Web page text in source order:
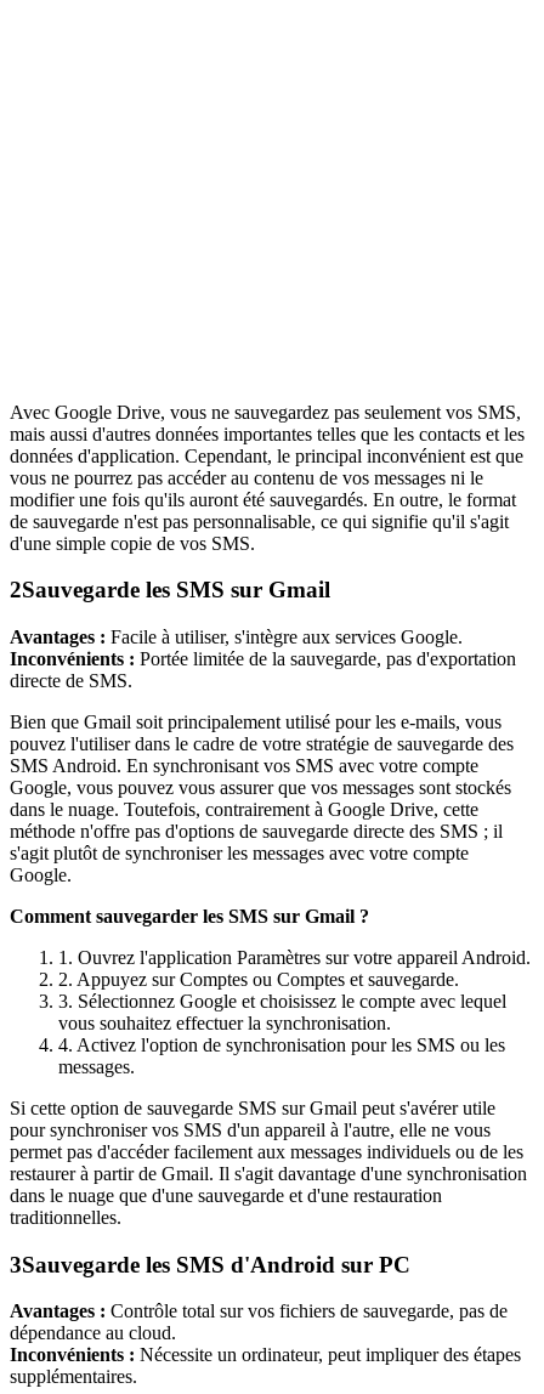
Avec Google Drive, vous ne sauvegardez pas seulement vos SMS,
mais aussi d'autres données importantes telles que les contacts et les
données d'application. Cependant, le principal inconvénient est que
vous ne pourrez pas accéder au contenu de vos messages ni le
modifier une fois qu'ils auront été sauvegardés. En outre, le format
de sauvegarde n'est pas personnalisable, ce qui signifie qu'il s'agit
d'une simple copie de vos SMS.
2Sauvegarde les SMS sur Gmail
Avantages : Facile à utiliser, s'intègre aux services Google.
Inconvénients : Portée limitée de la sauvegarde, pas d'exportation
directe de SMS.
Bien que Gmail soit principalement utilisé pour les e-mails, vous
pouvez l'utiliser dans le cadre de votre stratégie de sauvegarde des
SMS Android. En synchronisant vos SMS avec votre compte
Google, vous pouvez vous assurer que vos messages sont stockés
dans le nuage. Toutefois, contrairement à Google Drive, cette
méthode n'offre pas d'options de sauvegarde directe des SMS ; il
s'agit plutôt de synchroniser les messages avec votre compte
Google.
Comment sauvegarder les SMS sur Gmail ?
1. Ouvrez l'application Paramètres sur votre appareil Android.
2. Appuyez sur Comptes ou Comptes et sauvegarde.
3. Sélectionnez Google et choisissez le compte avec lequel
vous souhaitez effectuer la synchronisation.
4. Activez l'option de synchronisation pour les SMS ou les
messages.
Si cette option de sauvegarde SMS sur Gmail peut s'avérer utile
pour synchroniser vos SMS d'un appareil à l'autre, elle ne vous
permet pas d'accéder facilement aux messages individuels ou de les
restaurer à partir de Gmail. Il s'agit davantage d'une synchronisation
dans le nuage que d'une sauvegarde et d'une restauration
traditionnelles.
3Sauvegarde les SMS d'Android sur PC
Avantages : Contrôle total sur vos fichiers de sauvegarde, pas de
dépendance au cloud.
Inconvénients : Nécessite un ordinateur, peut impliquer des étapes
supplémentaires.